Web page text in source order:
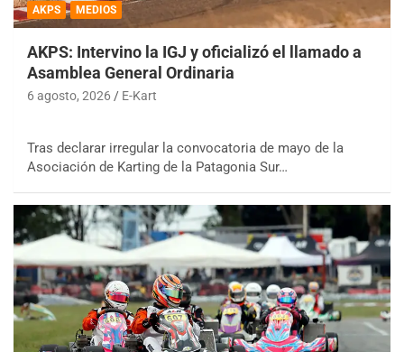
AKPS MEDIOS
AKPS: Intervino la IGJ y oficializó el llamado a
Asamblea General Ordinaria
6 agosto, 2026 E-Kart
Tras declarar irregular la convocatoria de mayo de la
Asociación de Karting de la Patagonia Sur…